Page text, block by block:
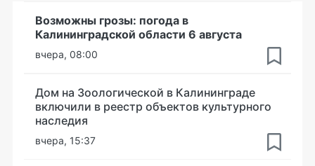
Возможны грозы: погода в
Калининградской области 6 августа
вчера, 08:00
Дом на Зоологической в Калининграде
включили в реестр объектов культурного
наследия
вчера, 15:37